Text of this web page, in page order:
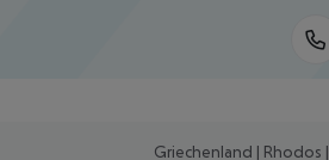
Griechenland | Rhodos